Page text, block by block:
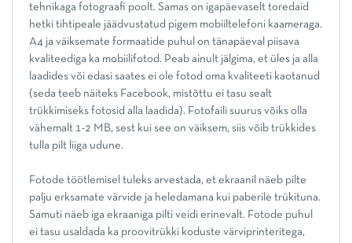
tehnikaga fotograafi poolt. Samas on igapäevaselt toredaid
hetki tihtipeale jäädvustatud pigem mobiiltelefoni kaameraga.
A4 ja väiksemate formaatide puhul on tänapäeval piisava
kvaliteediga ka mobiilifotod. Peab ainult jälgima, et üles ja alla
laadides või edasi saates ei ole fotod oma kvaliteeti kaotanud
(seda teeb näiteks Facebook, mistõttu ei tasu sealt
trükkimiseks fotosid alla laadida). Fotofaili suurus võiks olla
vähemalt 1-2 MB, sest kui see on väiksem, siis võib trükkides
tulla pilt liiga udune.
Fotode töötlemisel tuleks arvestada, et ekraanil näeb pilte
palju erksamate värvide ja heledamana kui paberile trükituna.
Samuti näeb iga ekraaniga pilti veidi erinevalt. Fotode puhul
ei tasu usaldada ka proovitrükki koduste värviprinteritega,